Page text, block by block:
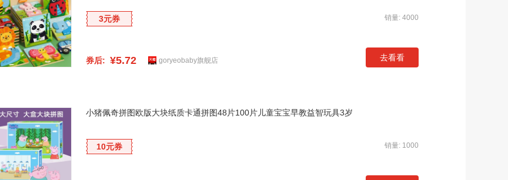
3元券 销量: 4000
券后: ¥5.72 goryeobaby旗舰店 去看看
小猪佩奇拼图欧版大块纸质卡通拼图48片100片儿童宝宝早教益智玩具3岁
10元券 销量: 1000